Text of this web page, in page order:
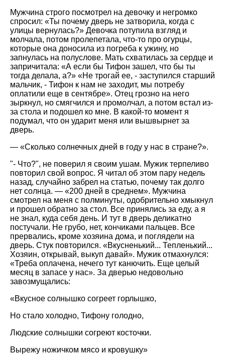
Мужчина строго посмотрел на девочку и негромко
спросил: «Ты почему дверь не затворила, когда с
улицы вернулась?» Девочка потупила взгляд и
молчала, потом пролепетала, что-то про огурцы,
которые она доносила из погреба к ужину, но
запнулась на полуслове. Мать схватилась за сердце и
запричитала: «А если бы Тифон зашел, что бы ты
тогда делала, а?» «Не трогай ее, - заступился старший
мальчик, - Тифон к нам не заходит, мы потребу
оплатили еще в сентябре». Отец грозно на него
зыркнул, но смягчился и промолчал, а потом встал из-
за стола и подошел ко мне. В какой-то момент я
подумал, что он ударит меня или вышвырнет за
дверь.
— «Сколько солнечных дней в году у нас в стране?».
"- Что?", не поверил я своим ушам. Мужик терпеливо
повторил свой вопрос. Я читал об этом пару недель
назад, случайно забрел на статью, почему так долго
нет солнца. — «200 дней в среднем». Мужчина
смотрел на меня с полминуты, одобрительно хмыкнул
и прошел обратно за стол. Все принялись за еду, а я
не знал, куда себя день. И тут в дверь деликатно
постучали. Не грубо, нет, кончиками пальцев. Все
прервались, кроме хозяина дома, и поглядели на
дверь. Стук повторился. «Вкусненький... Тепленький...
Хозяин, открывай, выкуп давай». Мужик отмахнулся:
«Треба оплачена, нечего тут канючить. Еще целый
месяц в запасе у нас». За дверью недовольно
завозмущались:
«Вкусное солнышко согреет горлышко,
Но стало холодно, Тифону голодно,
Людские солнышки согреют косточки.
Вырежу ножичком мясо и кровушку»